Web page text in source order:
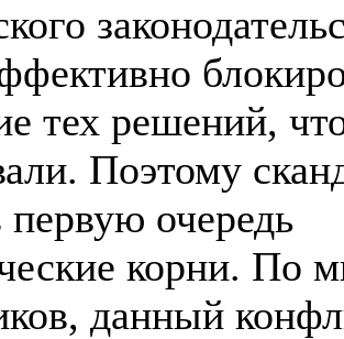
тех решений,
Поэтому
первую очередь
корни. По
данный